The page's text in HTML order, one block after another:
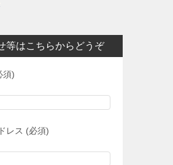
等はこちらからどうぞ
須)
レス (必須)